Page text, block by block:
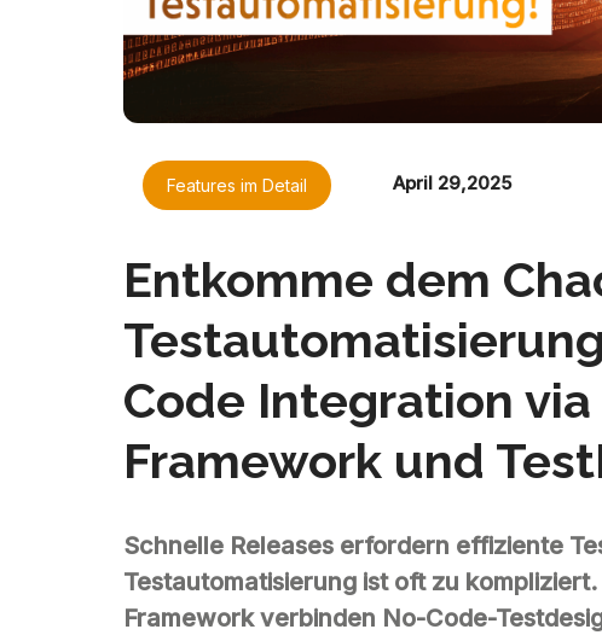
Features im Detail April 29,2025
Entkomme dem
Code Integration
Framework und
Schnelle Releases erfordern effiziente
Testautomatisierung ist oft zu
Framework verbinden No-Code-